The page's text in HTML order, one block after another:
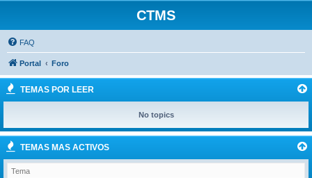
CTMS
FAQ
Portal Foro
TEMAS POR LEER
No topics
TEMAS MAS ACTIVOS
Tema